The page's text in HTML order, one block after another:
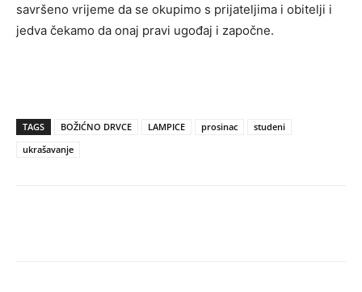
savršeno vrijeme da se okupimo s prijateljima i obitelji i
jedva čekamo da onaj pravi ugođaj i započne.
TAGS BOŽIĆNO DRVCE LAMPICE prosinac
studeni
ukrašavanje